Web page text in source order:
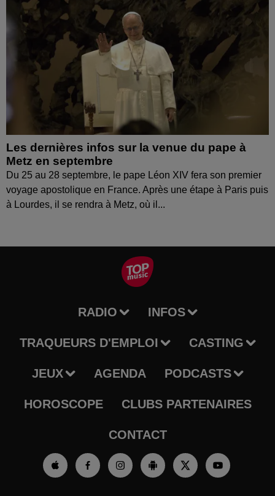
Les dernières infos sur la venue du pape à
Metz en septembre
Du 25 au 28 septembre, le pape Léon XIV fera son premier
voyage apostolique en France. Après une étape à Paris puis
à Lourdes, il se rendra à Metz, où il...
RADIO INFOS
TRAQUEURS D'EMPLOI CASTING
JEUX AGENDA PODCASTS
HOROSCOPE CLUBS PARTENAIRES
CONTACT